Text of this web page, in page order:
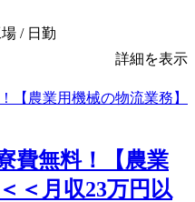
/ 日勤
詳細を表示
費無料！【農業
＜月収23万円以